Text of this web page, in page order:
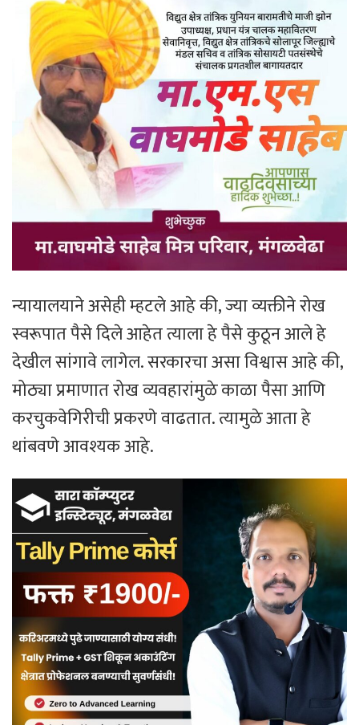
न्यायालयाने असेही म्हटले आहे की, ज्या व्यक्तीने रोख
स्वरूपात पैसे दिले आहेत त्याला हे पैसे कुठून आले हे
देखील सांगावे लागेल. सरकारचा असा विश्वास आहे की,
मोठ्या प्रमाणात रोख व्यवहारांमुळे काळा पैसा आणि
करचुकवेगिरीची प्रकरणे वाढतात. त्यामुळे आता हे
थांबवणे आवश्यक आहे.